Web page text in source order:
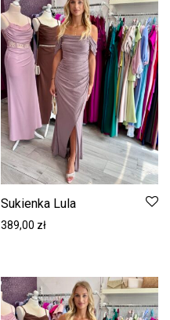
Sukienka Lula
389,00 zł